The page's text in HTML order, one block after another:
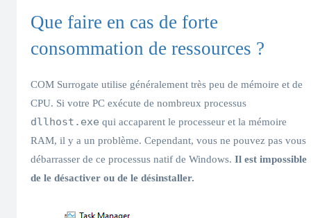
Que faire en cas de forte
consommation de ressources ?
COM Surrogate utilise généralement très peu de mémoire et de
CPU. Si votre PC exécute de nombreux processus
dllhost.exe qui accaparent le processeur et la mémoire
RAM, il y a un problème. Cependant, vous ne pouvez pas vous
débarrasser de ce processus natif de Windows. Il est impossible
de le désactiver ou de le désinstaller.